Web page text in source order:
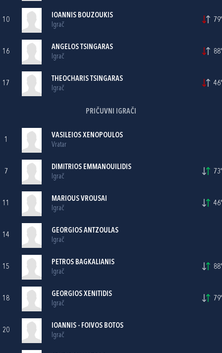
10
IOANNIS BOUZOUKIS
Igrač
79'
16
ANGELOS TSINGARAS
Igrač
88'
17
THEOCHARIS TSINGARAS
Igrač
46'
PRIČUVNI IGRAČI
1
VASILEIOS XENOPOULOS
Vratar
7
DIMITRIOS EMMANOUILIDIS
Igrač
73'
11
MARIOUS VROUSAI
Igrač
46'
14
GEORGIOS ANTZOULAS
Igrač
15
PETROS BAGKALIANIS
Igrač
88'
18
GEORGIOS XENITIDIS
Igrač
79'
20
IOANNIS - FOIVOS BOTOS
Igrač